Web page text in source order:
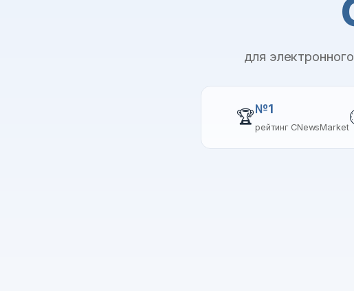
для
🏆№1
рейтинг CNewsMarket